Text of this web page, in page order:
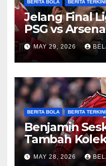
BERITA BOLA BERITA TERKINI
Jelang Final
PSG vs
Sengit
MAY 29, 2026
BERITA BOLA BERITA TERKINI
Benjamin
Tambah
2026/27
MAY 28, 2026